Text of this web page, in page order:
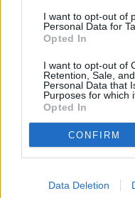
I want to opt-out of
Personal Data for
Opted In
I want to opt-out of
Retention, Sale,
Personal Data that
Purposes for which
Opted In
CONFIRM
Data Deletion
planet e
Wale - geliebt und gejagt (
Walfang ist weltweit